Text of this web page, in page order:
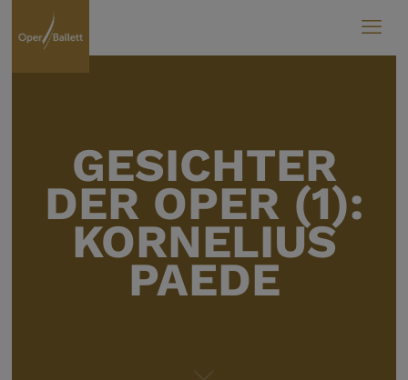
GESICH­TER
DER OPER (1):
KORNE­LIUS
PAEDE